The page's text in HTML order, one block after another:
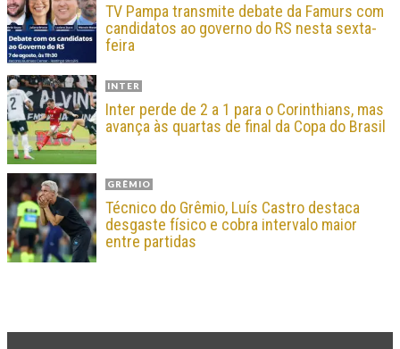
TV Pampa transmite debate da Famurs com
candidatos ao governo do RS nesta sexta-
feira
INTER
Inter perde de 2 a 1 para o Corinthians, mas
avança às quartas de final da Copa do Brasil
GRÊMIO
Técnico do Grêmio, Luís Castro destaca
desgaste físico e cobra intervalo maior
entre partidas